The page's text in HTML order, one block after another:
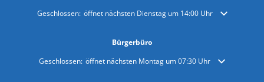
Klicken, um weitere Öffnungs- oder Schließzeiten auszublenden
Geschlossen: öffnet nächsten Dienstag um 14:00 Uhr
Bürgerbüro
Klicken, um weitere Öffnungs- oder Schließzeiten auszublenden
Geschlossen: öffnet nächsten Montag um 07:30 Uhr